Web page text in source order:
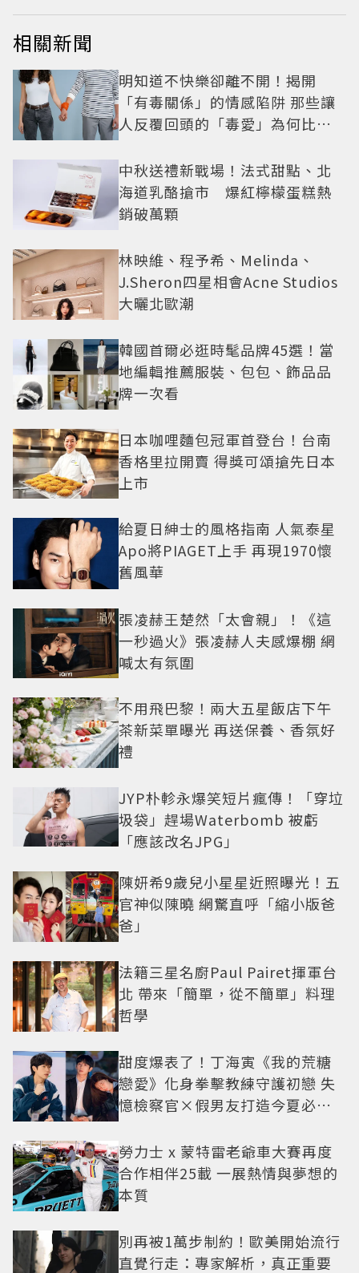
相關新聞
明知道不快樂卻離不開！揭開
「有毒關係」的情感陷阱 那些讓
人反覆回頭的「毒愛」為何比菸
中秋送禮新戰場！法式甜點、北
海道乳酪搶市 爆紅檸檬蛋糕熱
銷破萬顆
林映維、程予希、Melinda、
J.Sheron四星相會Acne Studios
大曬北歐潮
韓國首爾必逛時髦品牌45選！當
地編輯推薦服裝、包包、飾品品
牌一次看
日本咖哩麵包冠軍首登台！台南
香格里拉開賣 得獎可頌搶先日本
上市
給夏日紳士的風格指南 人氣泰星
Apo將PIAGET上手 再現1970懷
舊風華
張凌赫王楚然「太會親」！《這
一秒過火》張凌赫人夫感爆棚 網
喊太有氛圍
不用飛巴黎！兩大五星飯店下午
茶新菜單曝光 再送保養、香氛好
禮
JYP朴軫永爆笑短片瘋傳！「穿垃
圾袋」趕場Waterbomb 被虧
「應該改名JPG」
陳妍希9歲兒小星星近照曝光！五
官神似陳曉 網驚直呼「縮小版爸
爸」
法籍三星名廚Paul Pairet揮軍台
北 帶來「簡單，從不簡單」料理
哲學
甜度爆表了！丁海寅《我的荒糖
戀愛》化身拳擊教練守護初戀 失
憶檢察官×假男友打造今夏必看
勞力士 x 蒙特雷老爺車大賽再度
合作相伴25載 一展熱情與夢想的
本質
別再被1萬步制約！歐美開始流行
直覺行走：專家解析，真正重要